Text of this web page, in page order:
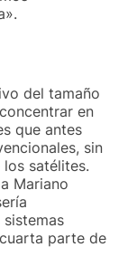
del tamaño
en
que antes
sin
satélites.
Mariano
parte de